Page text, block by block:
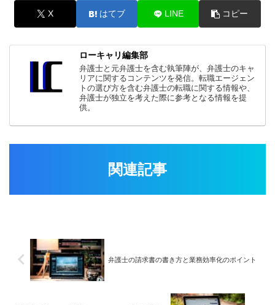
X はてブ LINE コピー
ローキャリ編集部
弁護士と元弁護士を含む執筆陣が、弁護士のキャ
リアに関するコンテンツを発信。転職エージェン
トの選び方を含む弁護士の転職に関する情報や、
弁護士が独立を考えた際に参考となる情報を提
供。
関連記事
弁護士の請求書の書き方と業務効率化のポイント